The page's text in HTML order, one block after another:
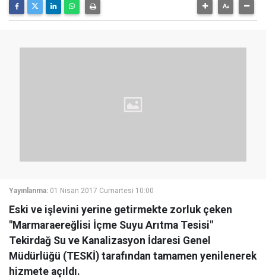
Yayınlanma: 01 Nisan 2017 Cumartesi 10:00
Eski ve işlevini yerine getirmekte zorluk çeken
"Marmaraereğlisi İçme Suyu Arıtma Tesisi"
Tekirdağ Su ve Kanalizasyon İdaresi Genel
Müdürlüğü (TESKİ) tarafından tamamen yenilenerek
hizmete açıldı.